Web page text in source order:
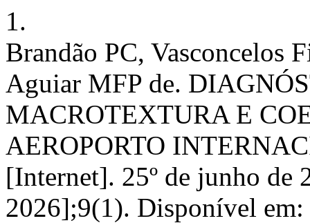
1.
Brandão PC, Vasconcelos
Aguiar MFP de.
MACROTEXTURA E
AEROPORTO
[Internet]. 25º de junho de
2026];9(1). Disponível em: